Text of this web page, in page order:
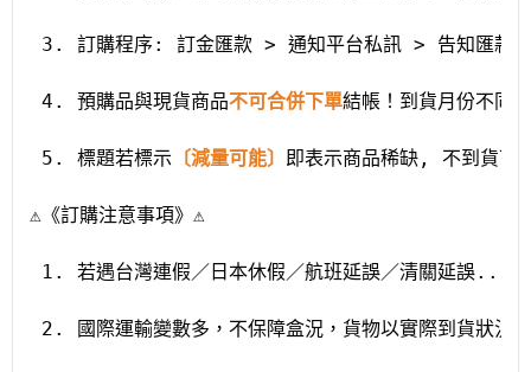
3. 訂購程序: 訂金匯款 > 通知平台私訊 > 告知匯款
4. 預購品與現貨商品不可合併下單結帳！ 到貨月份不同
5. 標題若標示 〔減量可能〕 即表示商品稀缺, 不到貨可
⚠️《訂購注意事項》⚠️️
1. 若遇台灣連假／日本休假／航班延誤／清關延誤...都
2. 國際運輸變數多，不保障盒況，貨物以實際到貨狀況